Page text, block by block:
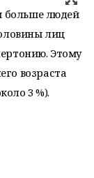
больше людей
лиц
Этому
возраста
3 %).